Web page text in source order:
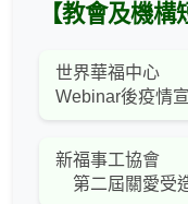
【教會及機構
世界華福中心
Webinar後疫情
新福事工協會
第二屆關愛受